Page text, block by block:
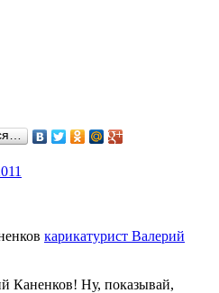
карикатурист Валерий
Каненков! Ну, показывай,